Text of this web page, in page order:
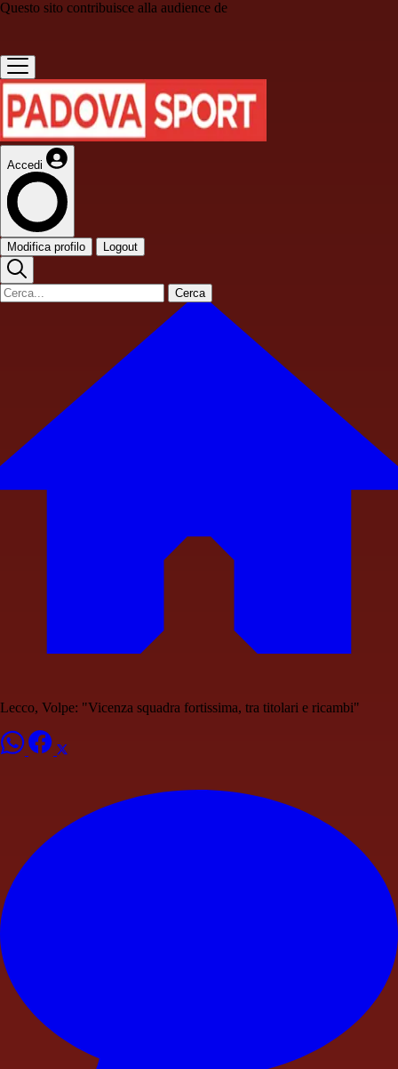
Questo sito contribuisce alla audience de
Accedi
Modifica profilo Logout
Cerca
Lecco, Volpe: "Vicenza squadra fortissima, tra titolari e ricambi"